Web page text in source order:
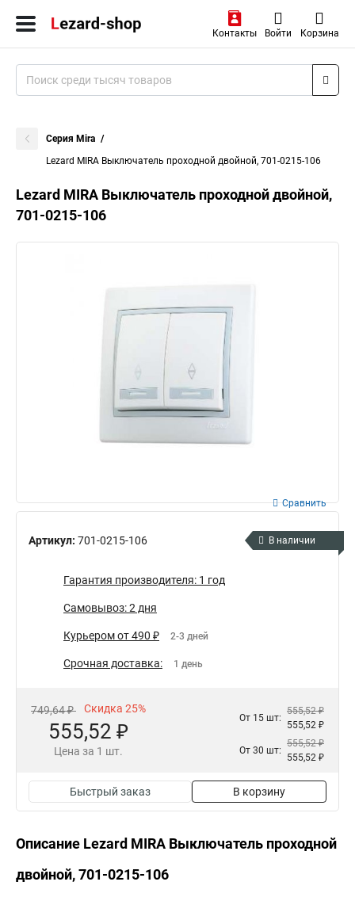
Контакты Войти Корзина
Серия Mira
Lezard MIRA Выключатель проходной двойной, 701-0215-106
Lezard MIRA Выключатель проходной двойной,
701-0215-106
Артикул: 701-0215-106
Сравнить
В наличии
Гарантия производителя: 1 год
Самовывоз: 2 дня
Курьером от 490 ₽ 2-3 дней
Срочная доставка: 1 день
749,64 ₽ Скидка 25%
555,52 ₽
Цена за 1 шт.
От 15 шт:
555,52 ₽
555,52 ₽
От 30 шт:
555,52 ₽
555,52 ₽
Быстрый заказ В корзину
Описание Lezard MIRA Выключатель проходной
двойной, 701-0215-106